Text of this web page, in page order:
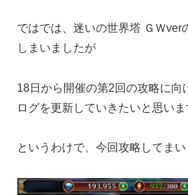
ではでは、迷いの世界塔 ＧＷver
しまいましたが
18日から開催の第2回の攻略に向
ログを更新していきたいと思いま
というわけで、今回攻略してまい